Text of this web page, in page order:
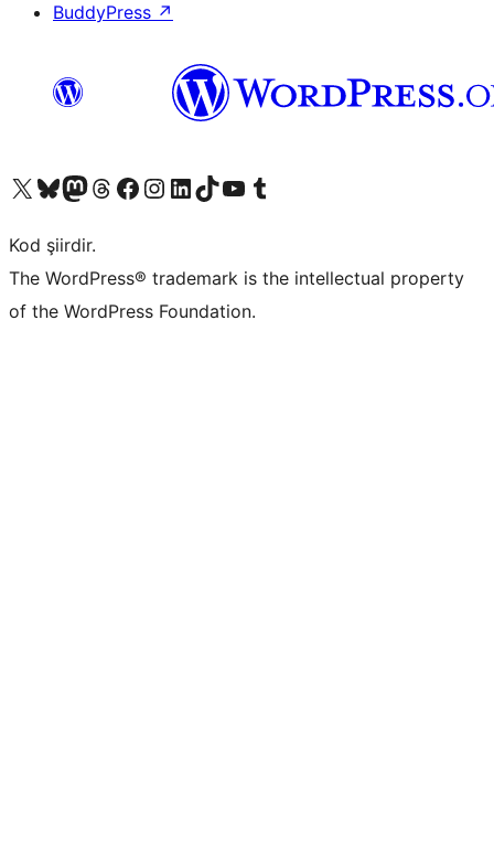
BuddyPress ↗
X (eski Twitter) hesabımıza bakın
Bluesky hesabımızı ziyaret edinMastodon hesabımızı ziyaret edinThreads hesabımızı ziyaret edinFacebook sayfamızı ziyaret edinInstagram hesabımızı ziyaret edinLinkedIn hesabımızı ziyaret edinTikTok hesabımızı ziyaret edinYouTube kanalımızı ziyaret edinTumblr hesabımızı ziyaret edin
Kod şiirdir.
The WordPress® trademark is the intellectual property
of the WordPress Foundation.